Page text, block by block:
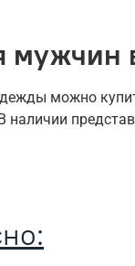
можно
наличии